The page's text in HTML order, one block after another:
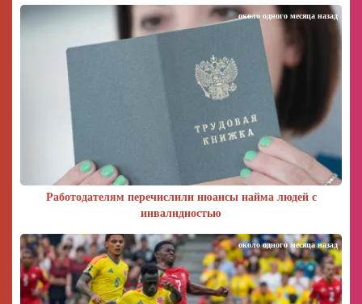
Работодателям перечислили нюансы найма людей с
инвалидностью
около одного месяца назад
около одного месяца назад